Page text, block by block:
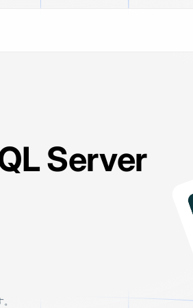
Documentation
Learn how to install, set up, and
move data the way your stack
Server